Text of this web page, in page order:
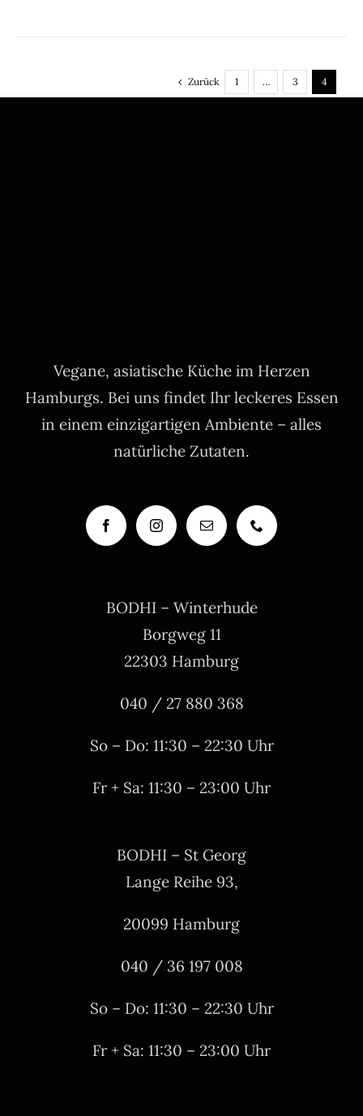
Zurück 1 … 3 4
Vegane, asiatische Küche im Herzen
Hamburgs. Bei uns findet Ihr leckeres Essen
in einem einzigartigen Ambiente – alles
natürliche Zutaten.
BODHI – Winterhude
Borgweg 11
22303 Hamburg
040 / 27 880 368
So – Do: 11:30 – 22:30 Uhr
Fr + Sa: 11:30 – 23:00 Uhr
BODHI – St Georg
Lange Reihe 93,
20099 Hamburg
040 / 36 197 008
So – Do: 11:30 – 22:30 Uhr
Fr + Sa: 11:30 – 23:00 Uhr